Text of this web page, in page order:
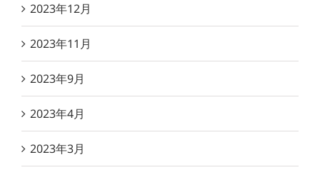
2023年12月
2023年11月
2023年9月
2023年4月
2023年3月